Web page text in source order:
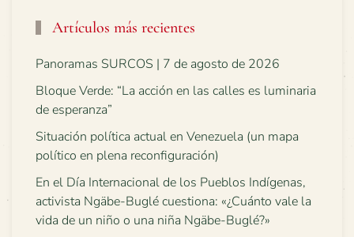
Artículos más recientes
Panoramas SURCOS | 7 de agosto de 2026
Bloque Verde: “La acción en las calles es luminaria
de esperanza”
Situación política actual en Venezuela (un mapa
político en plena reconfiguración)
En el Día Internacional de los Pueblos Indígenas,
activista Ngäbe-Buglé cuestiona: «¿Cuánto vale la
vida de un niño o una niña Ngäbe-Buglé?»